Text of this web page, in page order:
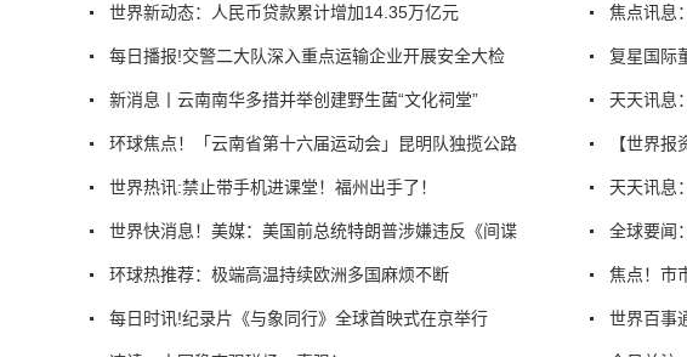
世界新动态：人民币贷款累计增加14.35万亿元
每日播报!交警二大队深入重点运输企业开展安全大检
新消息丨云南南华多措并举创建野生菌“文化祠堂”
环球焦点！「云南省第十六届运动会」昆明队独揽公路
世界热讯:禁止带手机进课堂！福州出手了！
世界快消息！美媒：美国前总统特朗普涉嫌违反《间谍
环球热推荐：极端高温持续欧洲多国麻烦不断
每日时讯!纪录片《与象同行》全球首映式在京举行
焦点讯息
复星国际
天天讯息
【世界
天天讯息
全球要闻
焦点！市
世界百事